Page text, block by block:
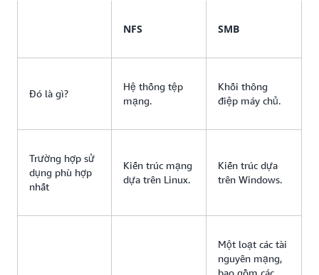
NFS SMB
Đó là gì?
Hệ thống tệp
mạng.
Khối thông
điệp máy chủ.
Trường hợp sử
dụng phù hợp
nhất
Kiến trúc mạng
dựa trên Linux.
Kiến trúc dựa
trên Windows.
Một loạt các tài
nguyên mạng,
bao gồm các